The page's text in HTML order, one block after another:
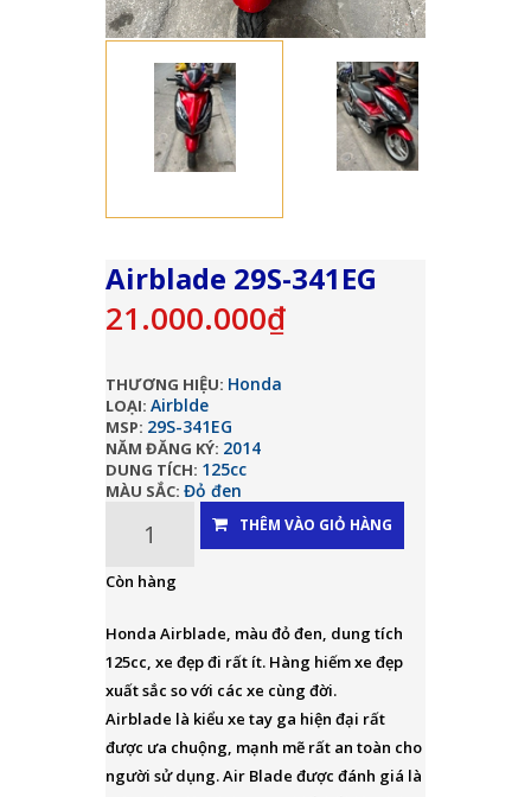
Airblade 29S-341EG
21.000.000₫
THƯƠNG HIỆU: Honda
LOẠI: Airblde
MSP: 29S-341EG
NĂM ĐĂNG KÝ: 2014
DUNG TÍCH: 125cc
MÀU SẮC: Đỏ đen
THÊM VÀO GIỎ HÀNG
Còn hàng
Honda Airblade, màu đỏ đen, dung tích
125cc, xe đẹp đi rất ít. Hàng hiếm xe đẹp
xuất sắc so với các xe cùng đời.
Airblade là kiểu xe tay ga hiện đại rất
được ưa chuộng, mạnh mẽ rất an toàn cho
người sử dụng. Air Blade được đánh giá là